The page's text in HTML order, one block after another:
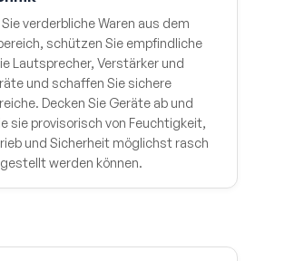
verderbliche Waren aus dem
schützen Sie empfindliche
Lautsprecher, Verstärker und
und schaffen Sie sichere
Decken Sie Geräte ab und
sie provisorisch von Feuchtigkeit,
und Sicherheit möglichst rasch
werden können.